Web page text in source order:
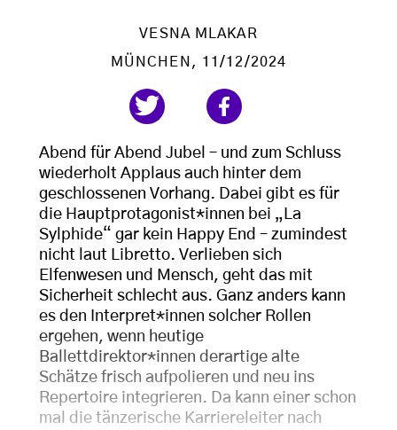
VESNA MLAKAR
MÜNCHEN , 11/12/2024
Abend für Abend Jubel – und zum Schluss
wiederholt Applaus auch hinter dem
geschlossenen Vorhang. Dabei gibt es für
die Hauptprotagonist*innen bei „La
Sylphide“ gar kein Happy End – zumindest
nicht laut Libretto. Verlieben sich
Elfenwesen und Mensch, geht das mit
Sicherheit schlecht aus. Ganz anders kann
es den Interpret*innen solcher Rollen
ergehen, wenn heutige
Ballettdirektor*innen derartige alte
Schätze frisch aufpolieren und neu ins
Repertoire integrieren. Da kann einer schon
mal die tänzerische Karriereleiter nach